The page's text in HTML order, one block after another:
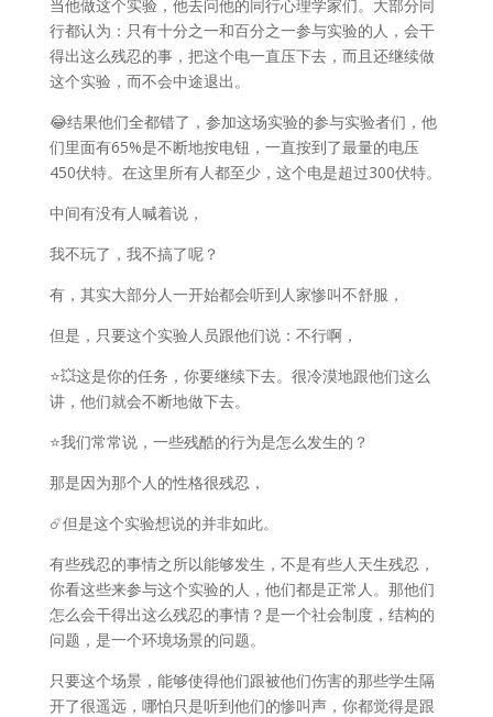
当他做这个实验，他去问他的同行心理学家们。大部分同
行都认为：只有十分之一和百分之一参与实验的人，会干
得出这么残忍的事，把这个电一直压下去，而且还继续做
这个实验，而不会中途退出。
😂结果他们全都错了，参加这场实验的参与实验者们，他
们里面有65%是不断地按电钮，一直按到了最量的电压
450伏特。在这里所有人都至少，这个电是超过300伏特。
中间有没有人喊着说，
我不玩了，我不搞了呢？
有，其实大部分人一开始都会听到人家惨叫不舒服，
但是，只要这个实验人员跟他们说：不行啊，
⭐️💥这是你的任务，你要继续下去。很冷漠地跟他们这么
讲，他们就会不断地做下去。
⭐️我们常常说，一些残酷的行为是怎么发生的？
那是因为那个人的性格很残忍，
☄️但是这个实验想说的并非如此。
有些残忍的事情之所以能够发生，不是有些人天生残忍，
你看这些来参与这个实验的人，他们都是正常人。那他们
怎么会干得出这么残忍的事情？是一个社会制度，结构的
问题，是一个环境场景的问题。
只要这个场景，能够使得他们跟被他们伤害的那些学生隔
开了很遥远，哪怕只是听到他们的惨叫声，你都觉得是跟